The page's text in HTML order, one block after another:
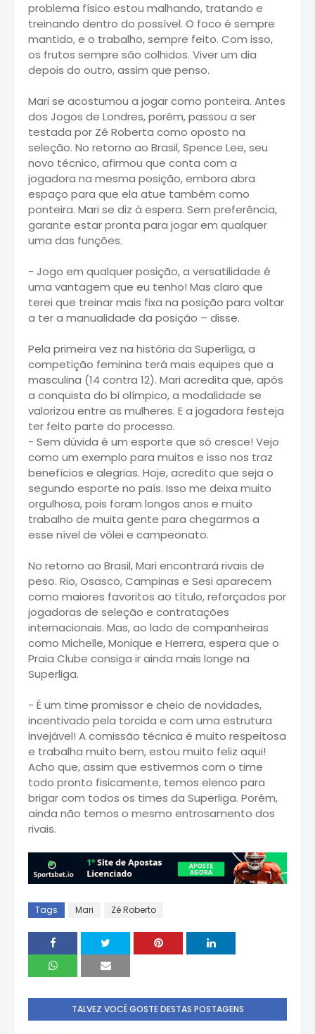
problema físico estou malhando, tratando e
treinando dentro do possível. O foco é sempre
mantido, e o trabalho, sempre feito. Com isso,
os frutos sempre são colhidos. Viver um dia
depois do outro, assim que penso.
Mari se acostumou a jogar como ponteira. Antes
dos Jogos de Londres, porém, passou a ser
testada por Zé Roberta como oposto na
seleção. No retorno ao Brasil, Spence Lee, seu
novo técnico, afirmou que conta com a
jogadora na mesma posição, embora abra
espaço para que ela atue também como
ponteira. Mari se diz à espera. Sem preferência,
garante estar pronta para jogar em qualquer
uma das funções.
- Jogo em qualquer posição, a versatilidade é
uma vantagem que eu tenho! Mas claro que
terei que treinar mais fixa na posição para voltar
a ter a manualidade da posição – disse.
Pela primeira vez na história da Superliga, a
competição feminina terá mais equipes que a
masculina (14 contra 12). Mari acredita que, após
a conquista do bi olímpico, a modalidade se
valorizou entre as mulheres. E a jogadora festeja
ter feito parte do processo.
- Sem dúvida é um esporte que só cresce! Vejo
como um exemplo para muitos e isso nos traz
benefícios e alegrias. Hoje, acredito que seja o
segundo esporte no país. Isso me deixa muito
orgulhosa, pois foram longos anos e muito
trabalho de muita gente para chegarmos a
esse nível de vôlei e campeonato.
No retorno ao Brasil, Mari encontrará rivais de
peso. Rio, Osasco, Campinas e Sesi aparecem
como maiores favoritos ao título, reforçados por
jogadoras de seleção e contratações
internacionais. Mas, ao lado de companheiras
como Michelle, Monique e Herrera, espera que o
Praia Clube consiga ir ainda mais longe na
Superliga.
- É um time promissor e cheio de novidades,
incentivado pela torcida e com uma estrutura
invejável! A comissão técnica é muito respeitosa
e trabalha muito bem, estou muito feliz aqui!
Acho que, assim que estivermos com o time
todo pronto fisicamente, temos elenco para
brigar com todos os times da Superliga. Porém,
ainda não temos o mesmo entrosamento dos
rivais.
Tags Mari Zé Roberto
TALVEZ VOCÊ GOSTE DESTAS POSTAGENS